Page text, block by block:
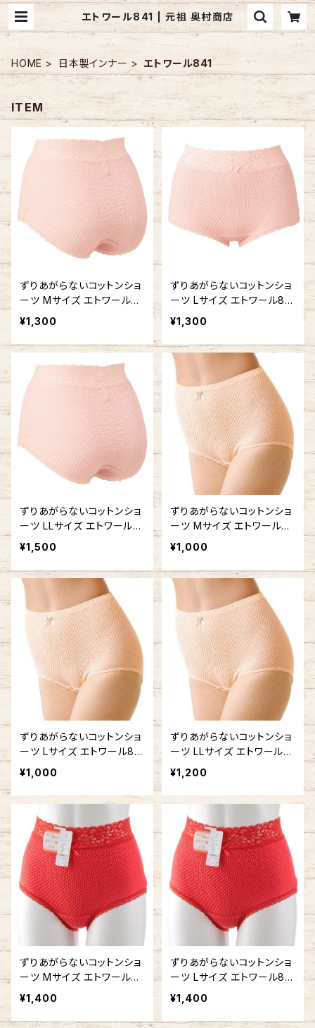
エトワール841 | 元祖 奥村商店
HOME 日本製インナー エトワール841
ITEM
ずりあがらないコットンショ
ーツ Mサイズ エトワール84
1 ウエストレース フルバック
鹿の子編み
¥1,300
ずりあがらないコットンショ
ーツ Lサイズ エトワール84
1 ウエストレース フルバック
鹿の子編み
¥1,300
ずりあがらないコットンショ
ーツ LLサイズ エトワール8
41 ウエストレース フルバッ
ク 鹿の子編み
¥1,500
ずりあがらないコットンショ
ーツ Mサイズ エトワール84
1 ベーシック 鹿の子編み
¥1,000
ずりあがらないコットンショ
ーツ Lサイズ エトワール84
1 ベーシック フルバック 鹿
の子編み
¥1,000
ずりあがらないコットンショ
ーツ LLサイズ エトワール8
41 ベーシック 鹿の子編み
¥1,200
ずりあがらないコットンショ
ーツ Mサイズ エトワール84
1 赤 ウエストレース フルバ
ック 赤パン 鹿の子編み 赤
い下着
¥1,400
ずりあがらないコットンショ
ーツ Lサイズ エトワール84
1 赤 ウエストレース フルバ
ック 赤パン 鹿の子編み 赤
い下着
¥1,400